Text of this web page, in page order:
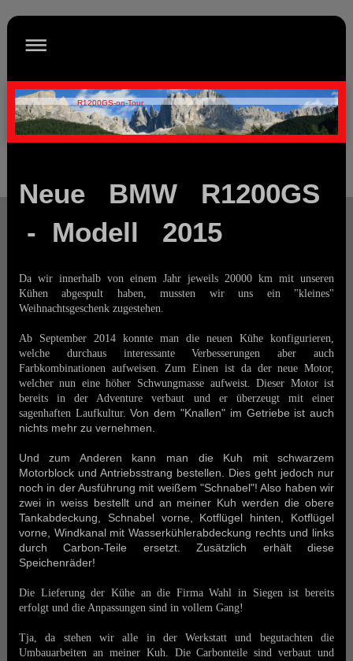
R1200GS-on-Tour
Neue BMW R1200GS
- Modell 2015
Da wir innerhalb von einem Jahr jeweils 20000 km mit unseren
Kühen abgespult haben, mussten wir uns ein "kleines"
Weihnachtsgeschenk zugestehen.
Ab September 2014 konnte man die neuen Kühe konfigurieren,
welche durchaus interessante Verbesserungen aber auch
Farbkombinationen aufweisen. Zum Einen ist da der neue Motor,
welcher nun eine höher Schwungmasse aufweist. Dieser Motor ist
bereits in der Adventure verbaut und er überzeugt mit einer
sagenhaften Laufkultur.Von dem "Knallen" im Getriebe ist auch
nichts mehr zu vernehmen.
Und zum Anderen kann man die Kuh mit schwarzem
Motorblock und Antriebsstrang bestellen. Dies geht jedoch nur
noch in der Ausführung mit weißem "Schnabel"! Also haben wir
zwei in weiss bestellt und an meiner Kuh werden die obere
Tankabdeckung, Schnabel vorne, Kotflügel hinten, Kotflügel
vorne, Windkanal mit Wasserkühlerabdeckung rechts und links
durch Carbon-Teile ersetzt. Zusätzlich erhält diese
Speichenräder!
Die Lieferung der Kühe an die Firma Wahl in Siegen ist bereits
erfolgt und die Anpassungen sind in vollem Gang!
Tja, da stehen wir alle in der Werkstatt und begutachten die
Umbauarbeiten an meiner Kuh. Die Carbonteile sind verbaut und